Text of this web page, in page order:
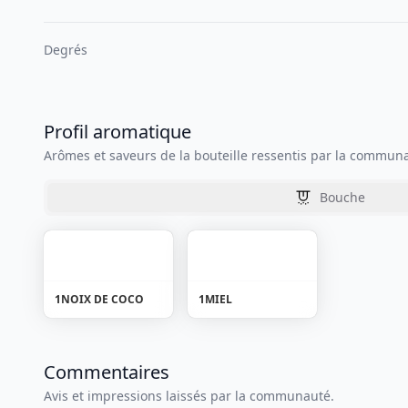
Degrés
Profil aromatique
Arômes et saveurs de la bouteille ressentis par la
Bouche
1NOIX DE COCO 1MIEL
Commentaires
Avis et impressions laissés par la communauté.